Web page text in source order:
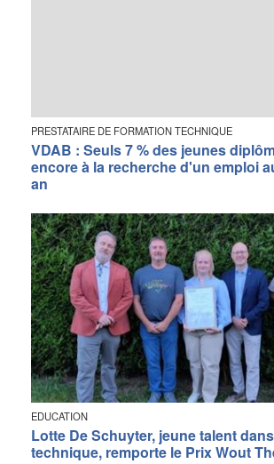
PRESTATAIRE DE FORMATION TECHNIQUE
VDAB : Seuls 7 % des jeunes
encore à la recherche d'un emploi
an
EDUCATION
Lotte De Schuyter, jeune talent
technique, remporte le Prix Wout